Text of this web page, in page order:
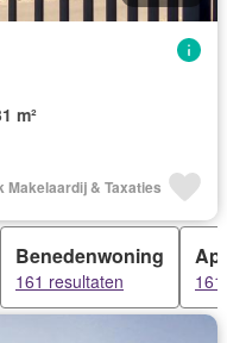
m²
Makelaardij & Taxaties
Benedenwoning
161 resultaten